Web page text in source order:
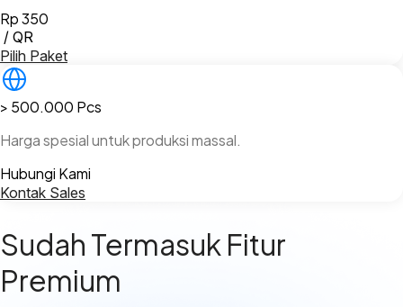
Rp 350
/ QR
Pilih Paket
> 500.000 Pcs
Harga spesial untuk produksi massal.
Hubungi Kami
Kontak Sales
Sudah Termasuk Fitur
Premium